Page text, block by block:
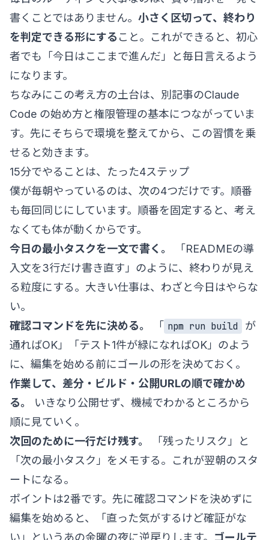
書くことではありません。 小さく区切って、終わり
を判定できる形にする こと。これができると、初心
者でも「今日はここまで進んだ」と毎日言えるよう
になります。
ちなみにこの考え方の土台は、別記事のClaude
Code の始め方と権限管理の基本につながっていま
す。先にそちらで環境を整えてから、この習慣を乗
せると効きます。
15分でやることは、たった4ステップ
僕が毎朝やっているのは、次の4つだけです。順番
も毎回同じにしています。順番を固定すると、考え
なくても体が動くからです。
今日の最小タスクを一文で書く。
「READMEの導
入文を3行だけ書き直す」のように、終わりが見え
る粒度にする。大きい仕事は、わざと今日はやらな
い。
確認コマンドを先に決める。
「 npm run build
が
通ればOK」「テスト1件が緑になればOK」のよう
に、編集を始める前にゴールの形を決めておく。
作業して、差分・ビルド・公開URLの順で確かめ
る。
いきなり公開せず、機械でわかるところから
順に見ていく。
次回のために一行だけ残す。
「残ったリスク」と
「次の最小タスク」をメモする。これが翌朝のスタ
ートになる。
ポイントは2番です。先に確認コマンドを決めずに
編集を始めると、「直った気がするけど確証がな
い」というあの金曜の夜に逆戻りします。 ゴールテ